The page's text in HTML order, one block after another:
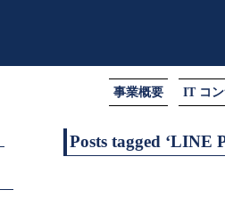
事業概要 IT コ
Posts tagged ‘LINE